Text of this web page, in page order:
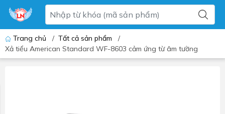
Trang chủ / Tất cả sản phẩm
/
Xả tiểu American Standard WF-8603 cảm ứng từ âm tường